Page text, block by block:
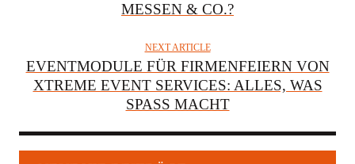
MESSEN & CO.?
NEXT ARTICLE
EVENTMODULE FÜR FIRMENFEIERN VON
XTREME EVENT SERVICES: ALLES, WAS
SPASS MACHT